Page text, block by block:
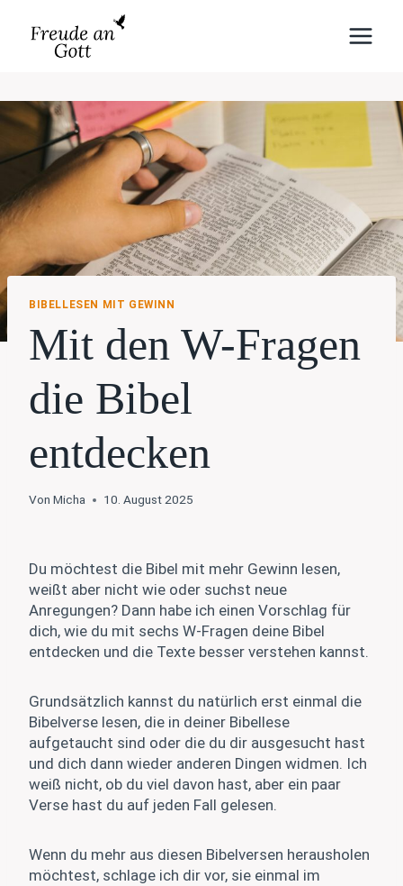
Inhalt
springen
BIBELLESEN MIT GEWINN
Mit den W-Fragen
die Bibel
entdecken
Von Micha 10. August 2025
Du möchtest die Bibel mit mehr Gewinn lesen,
weißt aber nicht wie oder suchst neue
Anregungen? Dann habe ich einen Vorschlag für
dich, wie du mit sechs W-Fragen deine Bibel
entdecken und die Texte besser verstehen kannst.
Grundsätzlich kannst du natürlich erst einmal die
Bibelverse lesen, die in deiner Bibellese
aufgetaucht sind oder die du dir ausgesucht hast
und dich dann wieder anderen Dingen widmen. Ich
weiß nicht, ob du viel davon hast, aber ein paar
Verse hast du auf jeden Fall gelesen.
Wenn du mehr aus diesen Bibelversen herausholen
möchtest, schlage ich dir vor, sie einmal im